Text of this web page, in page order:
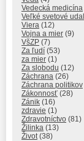
Vedecká medicína
Veľké svetové
Viera (12)
Vojna a mier (9)
VšZP (7)
Za ľudí (53)
za mier (1)
Za slobodu (12)
Záchrana (26)
Záchrana politikov
Zákonnosť (28)
Zánik (16)
zdravie (1)
Zdravotníctvo (81)
Žilinka (13)
Život (38)